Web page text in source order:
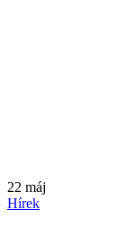
22 máj
Hírek